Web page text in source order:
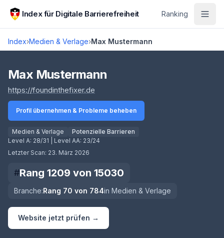
Zum Hauptinhalt springen
Index für Digitale Barrierefreiheit Ranking
Index›Medien & Verlage›Max Mustermann
Score lädt
Max Mustermann
https://foundinthefixer.de
Profil übernehmen & Probleme beheben
Medien & Verlage
Potenzielle Barrieren
Level A: 28/31 | Level AA: 23/24
Letzter Scan: 23. März 2026
#Rang 1209 von 15030
Branche:Rang 70 von 784in Medien & Verlage
Website jetzt prüfen →